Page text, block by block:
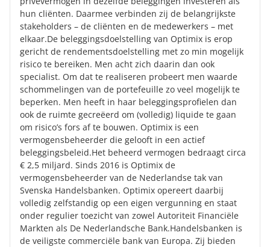
hun cliënten. Daarmee verbinden zij de belangrijkste
stakeholders – de cliënten en de medewerkers – met
elkaar.De beleggingsdoelstelling van Optimix is erop
gericht de rendementsdoelstelling met zo min mogelijk
risico te bereiken. Men acht zich daarin dan ook
specialist. Om dat te realiseren probeert men waarde
schommelingen van de portefeuille zo veel mogelijk te
beperken. Men heeft in haar beleggingsprofielen dan
ook de ruimte gecreëerd om (volledig) liquide te gaan
om risico’s fors af te bouwen. Optimix is een
vermogensbeheerder die gelooft in een actief
beleggingsbeleid.Het beheerd vermogen bedraagt circa
€ 2,5 miljard. Sinds 2016 is Optimix de
vermogensbeheerder van de Nederlandse tak van
Svenska Handelsbanken. Optimix opereert daarbij
volledig zelfstandig op een eigen vergunning en staat
onder regulier toezicht van zowel Autoriteit Financiële
Markten als De Nederlandsche Bank.Handelsbanken is
de veiligste commerciële bank van Europa. Zij bieden